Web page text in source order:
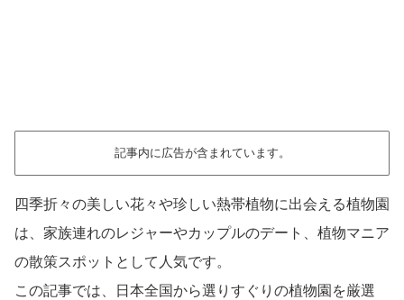
記事内に広告が含まれています。
四季折々の美しい花々や珍しい熱帯植物に出会える植物園
は、家族連れのレジャーやカップルのデート、植物マニア
の散策スポットとして人気です。
この記事では、日本全国から選りすぐりの植物園を厳選